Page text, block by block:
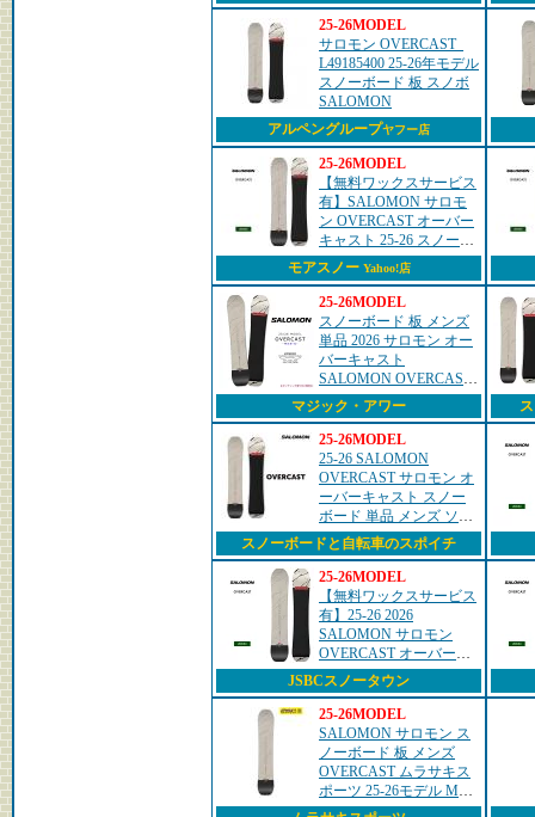
25-26MODEL
サロモン OVERCAST_
L49185400 25-26年モデル
スノーボード 板 スノボ
SALOMON
アルペングループヤフー店
25-26MODEL
【無料ワックスサービス
有】SALOMON サロモ
ン OVERCAST オーバー
キャスト 25-26 スノーボ
ード 板 ユニセックス
モアスノー Yahoo!店
25-26MODEL
スノーボード 板 メンズ
単品 2026 サロモン オー
バーキャスト
SALOMON OVERCAST
パウダーボード オール
ラウンド ハイブリッド
キャンバー ボード ベー
ジュ
マジック・アワー
25-26MODEL
25-26 SALOMON
OVERCAST サロモン オ
ーバーキャスト スノー
ボード 単品 メンズ ソフ
トフレックス フリース
タイル グラトリ パーク
スノボ snowboard
スノーボードと自転車のスポイチ
25-26MODEL
【無料ワックスサービス
有】25-26 2026
SALOMON サロモン
OVERCAST オーバーキ
ャスト スノーボード 板
ユニセックス
JSBCスノータウン
25-26MODEL
SALOMON サロモン ス
ノーボード 板 メンズ
OVERCAST ムラサキス
ポーツ 25-26モデル MM
A31